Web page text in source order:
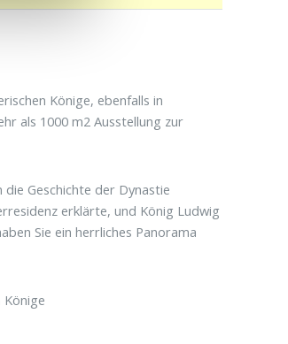
Könige, ebenfalls in
als 1000 m2 Ausstellung zur
Geschichte der Dynastie
erklärte, und König Ludwig
Sie ein herrliches Panorama